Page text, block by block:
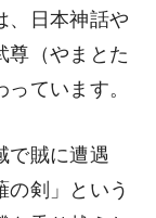
、日本神話や
尊（やまとた
ています。
で賊に遭遇
剣」という